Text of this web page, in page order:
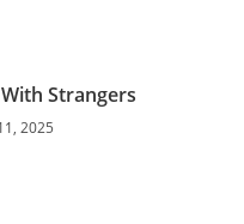
Strangers
2025